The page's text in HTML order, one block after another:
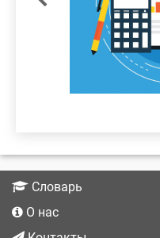
Словарь
О нас